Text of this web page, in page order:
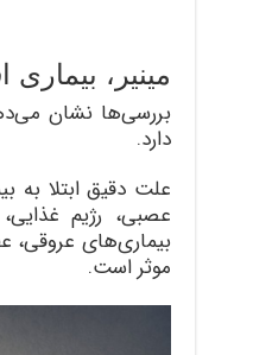
مینیر،
بررسی‌ها نشان
دارد.
علت دقیق ابتلا
عصبی، رژیم
بیماری‌های عروقی،
موثر است.